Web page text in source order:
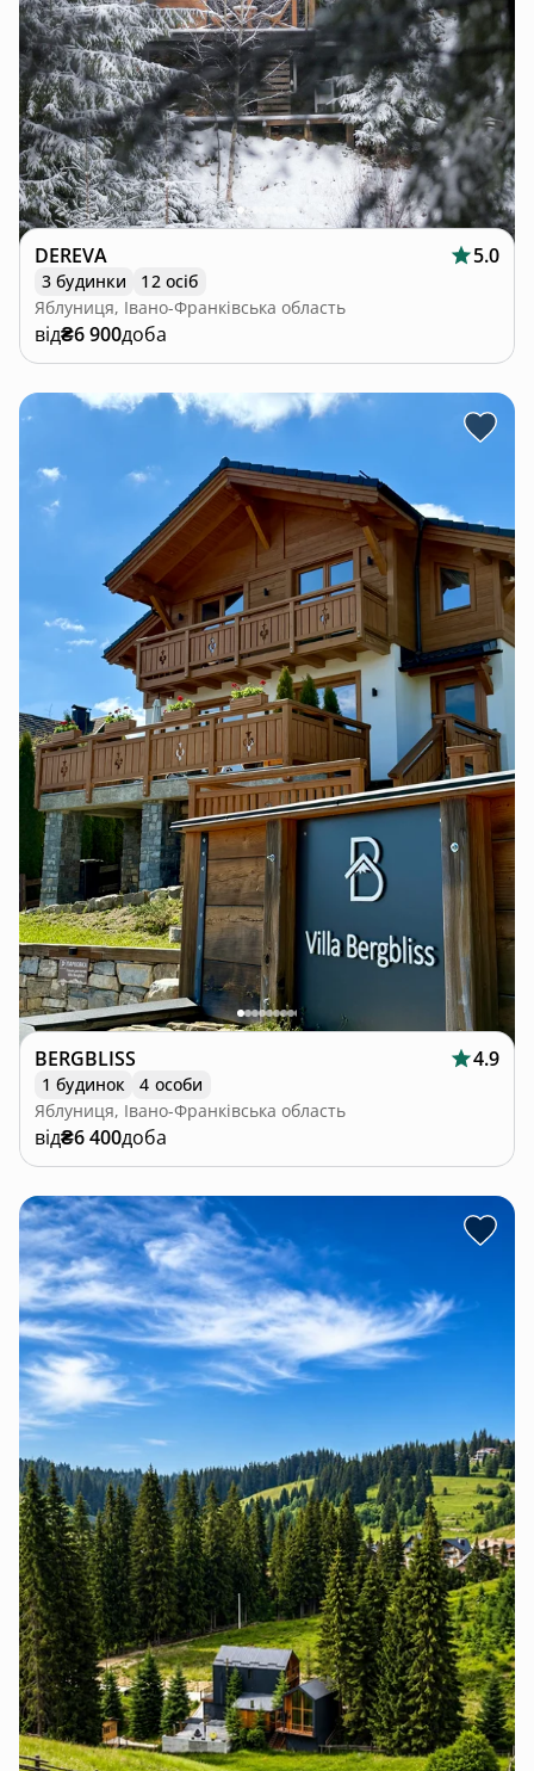
DEREVA 5.0
3 будинки
12 осіб
Яблуниця, Івано-Франківська область
від₴6 900доба
BERGBLISS 4.9
1 будинок
4 особи
Яблуниця, Івано-Франківська область
від₴6 400доба